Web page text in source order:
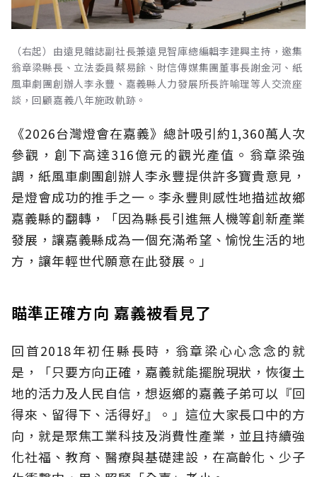
（右起）由遠見雜誌副社長兼遠見智庫總編輯李建興主持，邀集
翁章梁縣長、立法委員蔡易餘、財信傳媒集團董事長謝金河、紙
風車劇團創辦人李永豐、嘉義縣人力發展所長許喻理等人交流座
談，回顧嘉義八年施政軌跡。
《2026台灣燈會在嘉義》總計吸引約1,360萬人次
參觀，創下高達316億元的觀光產值。翁章梁強
調，紙風車劇團創辦人李永豐提供許多寶貴意見，
是燈會成功的推手之一。李永豐則感性地描述故鄉
嘉義縣的翻轉，「因為縣長引進無人機等創新產業
發展，讓嘉義縣成為一個充滿希望、愉悅生活的地
方，讓年輕世代願意在此發展。」
瞄準正確方向 嘉義被看見了
回首2018年初任縣長時，翁章梁心心念念的就
是，「只要方向正確，嘉義就能擺脫現狀，恢復土
地的活力及人民自信，想返鄉的嘉義子弟可以『回
得來、留得下、活得好』。」這位大家長口中的方
向，就是聚焦工業科技及消費性產業，並且持續強
化社福、教育、醫療與基礎建設，在高齡化、少子